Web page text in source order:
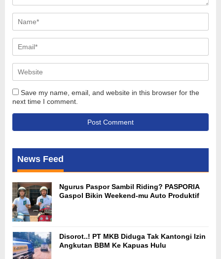
Save my name, email, and website in this browser for the
next time I comment.
News Feed
Ngurus Paspor Sambil Riding? PASPORIA
Gaspol Bikin Weekend-mu Auto Produktif
Disorot..! PT MKB Diduga Tak Kantongi Izin
Angkutan BBM Ke Kapuas Hulu